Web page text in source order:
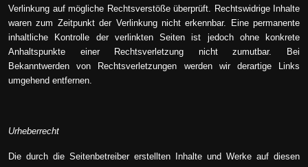
Verlinkung auf mögliche Rechtsverstöße überprüft. Rechtswidrige Inhalte
waren zum Zeitpunkt der Verlinkung nicht erkennbar. Eine permanente
inhaltliche Kontrolle der verlinkten Seiten ist jedoch ohne konkrete
Anhaltspunkte einer Rechtsverletzung nicht zumutbar. Bei
Bekanntwerden von Rechtsverletzungen werden wir derartige Links
umgehend entfernen.
Urheberrecht
Die durch die Seitenbetreiber erstellten Inhalte und Werke auf diesen